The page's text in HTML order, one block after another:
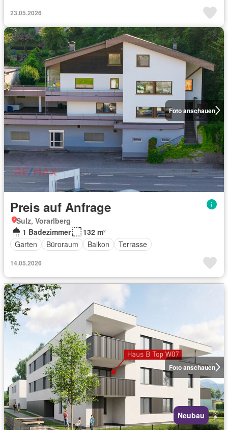
23.05.2026
Foto anschauen
Preis auf Anfrage
Sulz, Vorarlberg
1 Badezimmer
132 m²
Garten
Büroraum Balkon Terrasse
14.05.2026
Foto anschauen
Neubau